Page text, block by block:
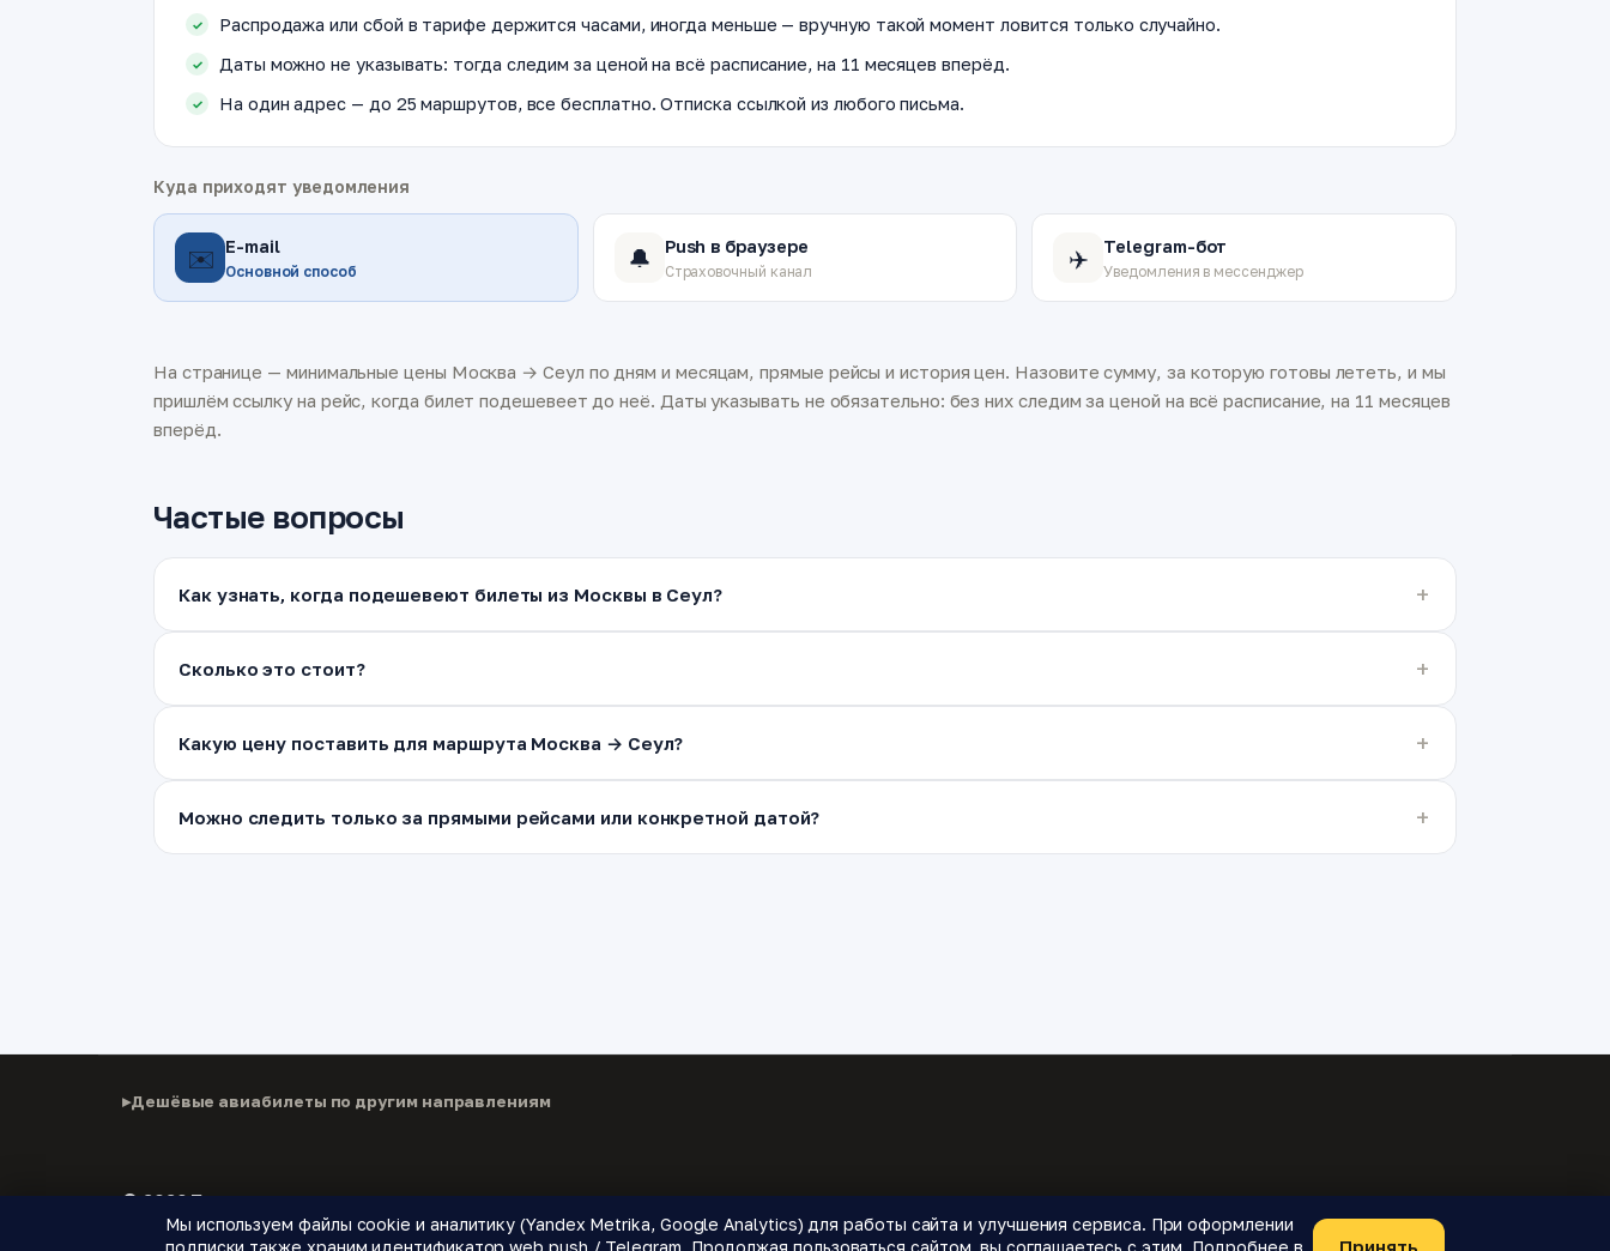
Распродажа или сбой в тарифе держится часами, иногда меньше — вручную такой момент ловится только случайно.
Даты можно не указывать: тогда следим за ценой на всё расписание, на 11 месяцев вперёд.
На один адрес — до 25 маршрутов, все бесплатно. Отписка ссылкой из любого письма.
Куда приходят уведомления
✉️ E-mail
Основной способ 🔔 Push в браузере
Страховочный канал ✈️ Telegram-бот
Уведомления в мессенджер
На странице — минимальные цены Москва → Сеул по дням и месяцам, прямые рейсы и история цен. Назовите сумму, за которую готовы лететь, и мы
пришлём ссылку на рейс, когда билет подешевеет до неё. Даты указывать не обязательно: без них следим за ценой на всё расписание, на 11 месяцев
вперёд.
Частые вопросы
Как узнать, когда подешевеют билеты из Москвы в Сеул?
Сколько это стоит?
Какую цену поставить для маршрута Москва → Сеул?
Можно следить только за прямыми рейсами или конкретной датой?
Мы используем файлы cookie и аналитику (Yandex Metrika, Google Analytics) для работы сайта и улучшения сервиса. При оформлении
подписки также храним идентификатор web push / Telegram. Продолжая пользоваться сайтом, вы соглашаетесь с этим. Подробнее в
Принять
Дешёвые авиабилеты по другим направлениям
© 2026 Паломнику
Дешёвые авиабилеты, подписки на цены и новые направления.